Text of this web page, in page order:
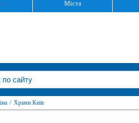
Міста
/ Храми Київ